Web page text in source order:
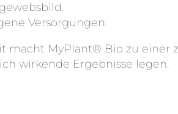
Versorgungen.
macht MyPlant® Bio zu einer
wirkende Ergebnisse legen.